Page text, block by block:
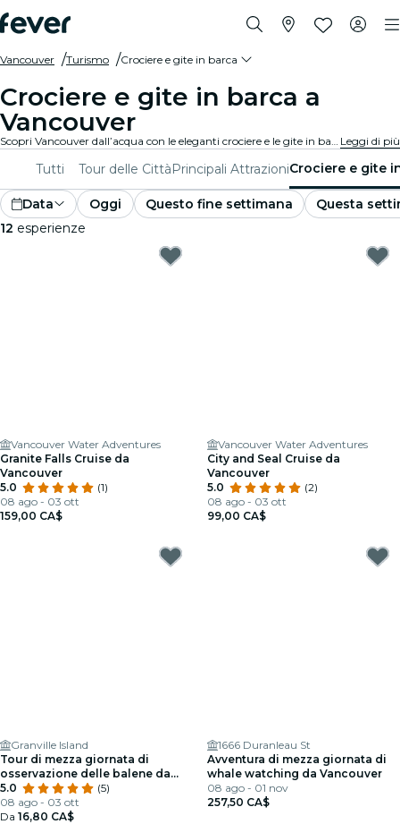
Vancouver Turismo Crociere e gite in barca
Crociere e gite in barca a
Vancouver
Scopri Vancouver dall’acqua con le eleganti crociere e le gite in barca. Ammira i luoghi più famosi e i panorami mozzafiato della città mentre scivoli sull’acqua in totale relax. Vivi Vancouver in un modo unico! Leggi di più
Tutti Tour delle CittàPrincipali AttrazioniCrociere e gite
Data Oggi Questo fine settimana
Questa
12 esperienze
Vancouver Water Adventures
Granite Falls Cruise da
Vancouver
5.0
(1)
08 ago - 03 ott
159,00 CA$
Vancouver Water Adventures
City and Seal Cruise da
Vancouver
5.0
(2)
08 ago - 03 ott
99,00 CA$
Granville Island
Tour di mezza giornata di
osservazione delle balene da
Vancouver
5.0
(5)
08 ago - 03 ott
Da 16,80 CA$
1666 Duranleau St
Avventura di mezza giornata di
whale watching da Vancouver
08 ago - 01 nov
257,50 CA$